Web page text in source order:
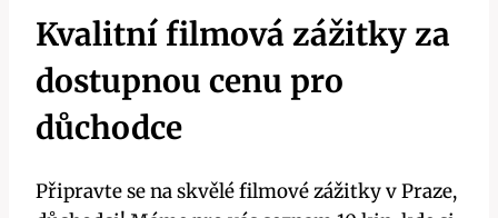
Kvalitní filmová zážitky za
dostupnou cenu pro
důchodce
Připravte se na skvělé filmové zážitky v Praze,